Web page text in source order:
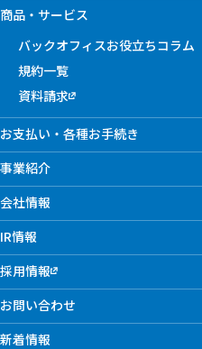
商品・サービス
バックオフィスお役立ちコラム
規約一覧
資料請求
お支払い・各種お手続き
事業紹介
会社情報
IR情報
採用情報
お問い合わせ
新着情報